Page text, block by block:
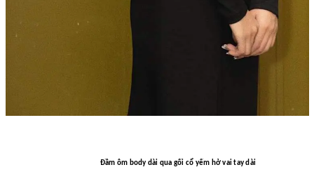
Đầm ôm body dài qua gối cổ yếm hở vai tay dài